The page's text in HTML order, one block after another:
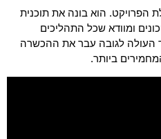
הפרויקט. הוא בונה את תוכנית
ומוודא שכל התהליכים
העולה לגובה עבר את ההכשרה
ביותר.